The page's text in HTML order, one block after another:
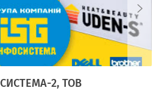
2, ТОВ